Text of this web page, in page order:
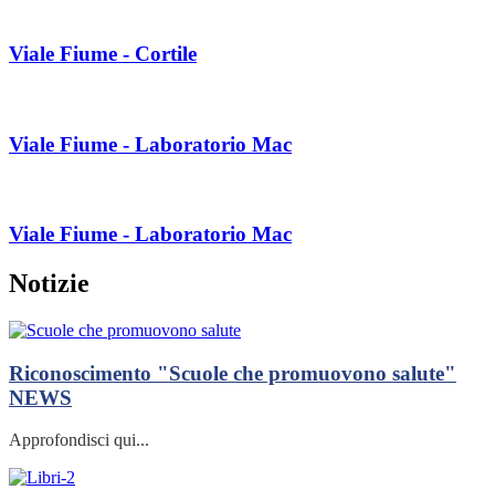
Viale Fiume - Cortile
Viale Fiume - Laboratorio Mac
Viale Fiume - Laboratorio Mac
Notizie
Riconoscimento "Scuole che promuovono salute"
NEWS
Approfondisci qui...